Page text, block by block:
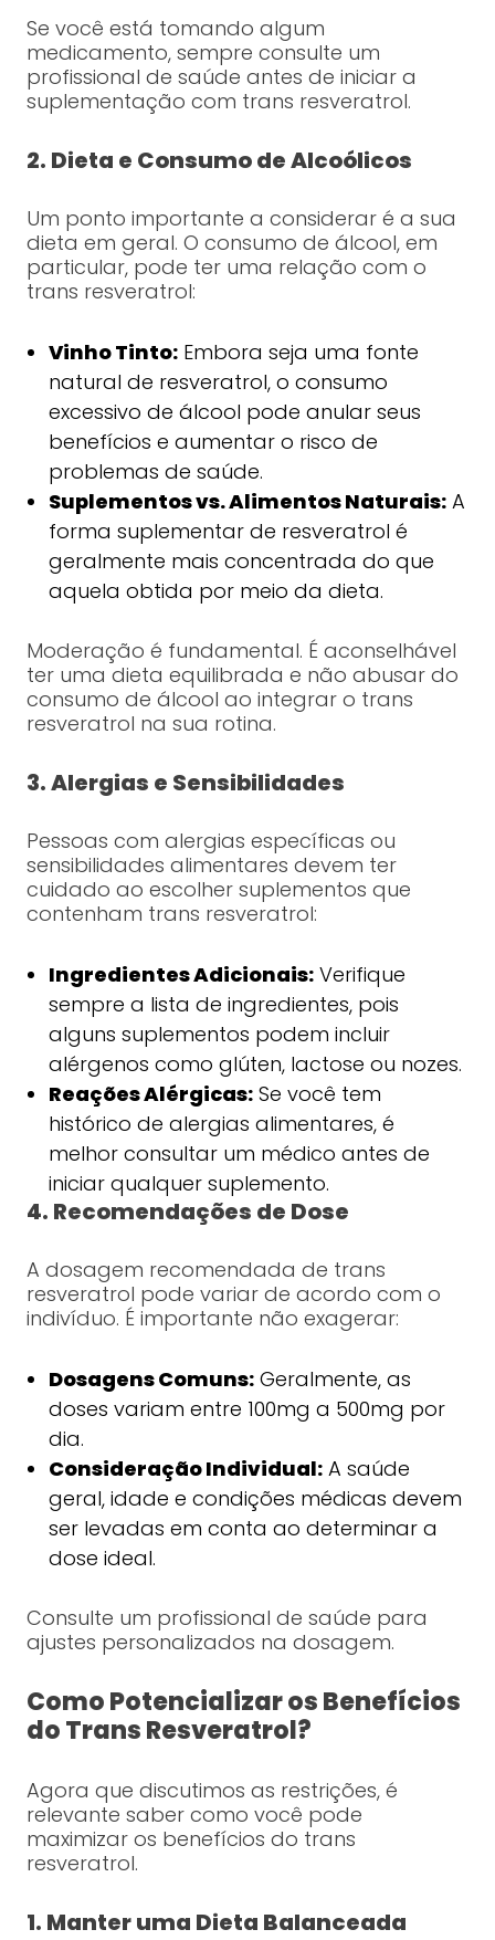
Se você está tomando algum
medicamento, sempre consulte um
profissional de saúde antes de iniciar a
suplementação com trans resveratrol.
2. Dieta e Consumo de Alcoólicos
Um ponto importante a considerar é a sua
dieta em geral. O consumo de álcool, em
particular, pode ter uma relação com o
trans resveratrol:
Vinho Tinto:Embora seja uma fonte
natural de resveratrol, o consumo
excessivo de álcool pode anular seus
benefícios e aumentar o risco de
problemas de saúde.
Suplementos vs. Alimentos Naturais:A
forma suplementar de resveratrol é
geralmente mais concentrada do que
aquela obtida por meio da dieta.
Moderação é fundamental. É aconselhável
ter uma dieta equilibrada e não abusar do
consumo de álcool ao integrar o trans
resveratrol na sua rotina.
3. Alergias e Sensibilidades
Pessoas com alergias específicas ou
sensibilidades alimentares devem ter
cuidado ao escolher suplementos que
contenham trans resveratrol:
Ingredientes Adicionais:Verifique
sempre a lista de ingredientes, pois
alguns suplementos podem incluir
alérgenos como glúten, lactose ou nozes.
Reações Alérgicas:Se você tem
histórico de alergias alimentares, é
melhor consultar um médico antes de
iniciar qualquer suplemento.
4. Recomendações de Dose
A dosagem recomendada de trans
resveratrol pode variar de acordo com o
indivíduo. É importante não exagerar:
Dosagens Comuns:Geralmente, as
doses variam entre 100mg a 500mg por
dia.
Consideração Individual:A saúde
geral, idade e condições médicas devem
ser levadas em conta ao determinar a
dose ideal.
Consulte um profissional de saúde para
ajustes personalizados na dosagem.
Como Potencializar os Benefícios
do Trans Resveratrol?
Agora que discutimos as restrições, é
relevante saber como você pode
maximizar os benefícios do trans
resveratrol.
1. Manter uma Dieta Balanceada